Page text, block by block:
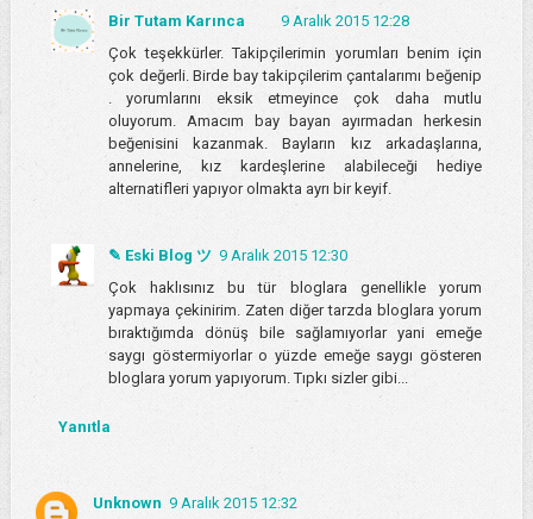
Bir Tutam Karınca
9 Aralık 2015 12:28
Çok teşekkürler. Takipçilerimin yorumları benim için
çok değerli. Birde bay takipçilerim çantalarımı beğenip
. yorumlarını eksik etmeyince çok daha mutlu
oluyorum. Amacım bay bayan ayırmadan herkesin
beğenisini kazanmak. Bayların kız arkadaşlarına,
annelerine, kız kardeşlerine alabileceği hediye
alternatifleri yapıyor olmakta ayrı bir keyif.
✎ Eski Blog ツ 9 Aralık 2015 12:30
Çok haklısınız bu tür bloglara genellikle yorum
yapmaya çekinirim. Zaten diğer tarzda bloglara yorum
bıraktığımda dönüş bile sağlamıyorlar yani emeğe
saygı göstermiyorlar o yüzde emeğe saygı gösteren
bloglara yorum yapıyorum. Tıpkı sizler gibi...
Yanıtla
Unknown 9 Aralık 2015 12:32